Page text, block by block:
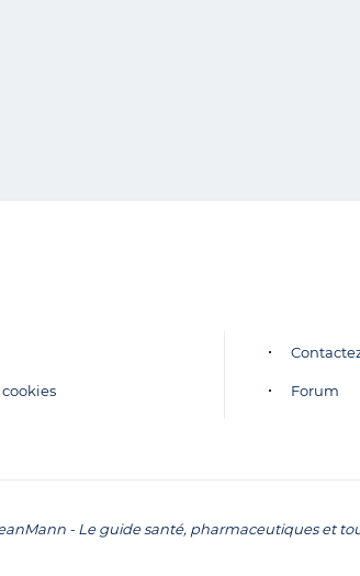
Forum
- Le guide santé, pharmaceutiques et